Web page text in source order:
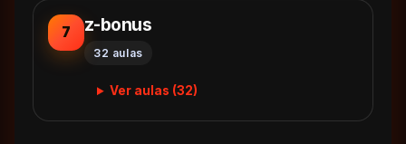
7 z-bonus
32 aulas
Ver aulas (32)